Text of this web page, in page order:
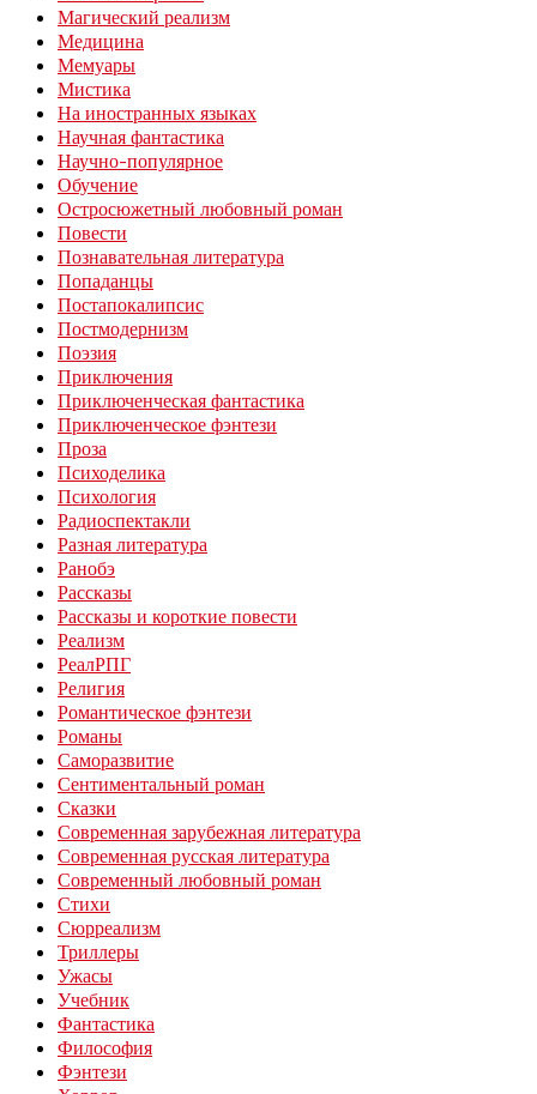
Магический реализм
Медицина
Мемуары
Мистика
На иностранных языках
Научная фантастика
Научно-популярное
Обучение
Остросюжетный любовный роман
Повести
Познавательная литература
Попаданцы
Постапокалипсис
Постмодернизм
Поэзия
Приключения
Приключенческая фантастика
Приключенческое фэнтези
Проза
Психоделика
Психология
Радиоспектакли
Разная литература
Ранобэ
Рассказы
Рассказы и короткие повести
Реализм
РеалРПГ
Религия
Романтическое фэнтези
Романы
Саморазвитие
Сентиментальный роман
Сказки
Современная зарубежная литература
Современная русская литература
Современный любовный роман
Стихи
Сюрреализм
Триллеры
Ужасы
Учебник
Фантастика
Философия
Фэнтези